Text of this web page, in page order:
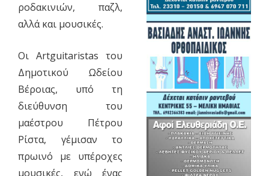
ροδακινιών, παζλ,
αλλά και μουσικές.
Οι Artguitaristas του
Δημοτικού Ωδείου
Βέροιας, υπό τη
διεύθυνση του
μαέστρου Πέτρου
Ρίστα, γέμισαν το
πρωινό με υπέροχες
μουσικές, ενώ ένας